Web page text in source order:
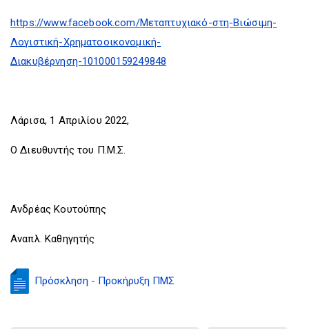
https://www.facebook.com/Μεταπτυχιακό-στη-Βιώσιμη-
Λογιστική-Χρηματοοικονομική-
Διακυβέρνηση-101000159249848
Λάρισα, 1 Απριλίου 2022,
Ο Διευθυντής του Π.Μ.Σ.
Ανδρέας Κουτούπης
Αναπλ. Καθηγητής
Πρόσκληση - Προκήρυξη ΠΜΣ